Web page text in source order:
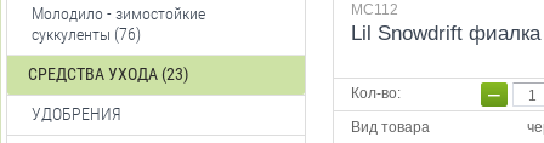
Молодило - зимостойкие
суккуленты (76)
СРЕДСТВА УХОДА (23)
УДОБРЕНИЯ
МС112
Lil Snowdrift фиалка
Кол-во: −
Вид товара